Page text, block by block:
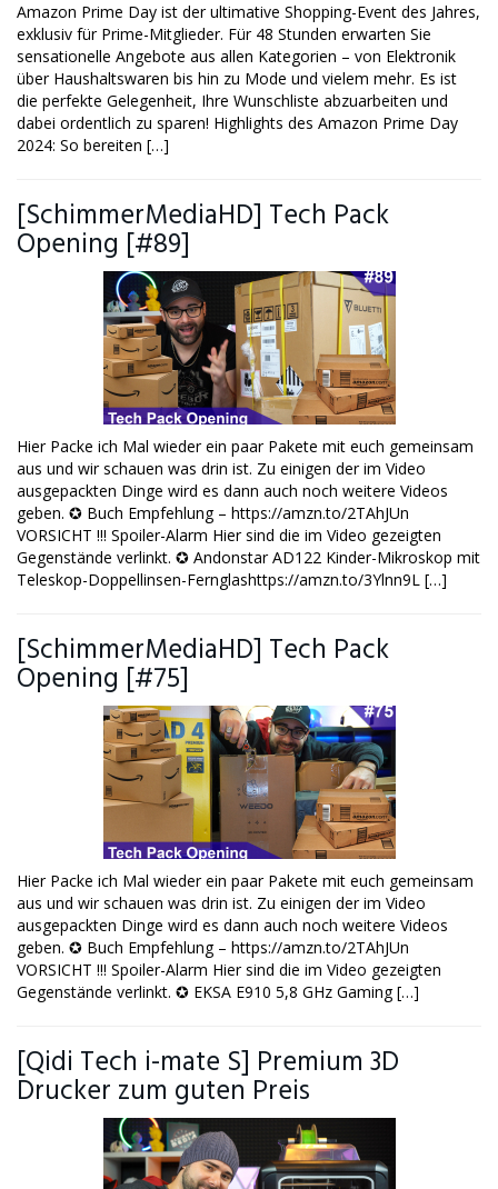
Amazon Prime Day ist der ultimative Shopping-Event des Jahres,
exklusiv für Prime-Mitglieder. Für 48 Stunden erwarten Sie
sensationelle Angebote aus allen Kategorien – von Elektronik
über Haushaltswaren bis hin zu Mode und vielem mehr. Es ist
die perfekte Gelegenheit, Ihre Wunschliste abzuarbeiten und
dabei ordentlich zu sparen! Highlights des Amazon Prime Day
2024: So bereiten […]
[SchimmerMediaHD] Tech Pack
Opening [#89]
Hier Packe ich Mal wieder ein paar Pakete mit euch gemeinsam
aus und wir schauen was drin ist. Zu einigen der im Video
ausgepackten Dinge wird es dann auch noch weitere Videos
geben. ✪ Buch Empfehlung – https://amzn.to/2TAhJUn
VORSICHT !!! Spoiler-Alarm Hier sind die im Video gezeigten
Gegenstände verlinkt. ✪ Andonstar AD122 Kinder-Mikroskop mit
Teleskop-Doppellinsen-Fernglashttps://amzn.to/3Ylnn9L […]
[SchimmerMediaHD] Tech Pack
Opening [#75]
Hier Packe ich Mal wieder ein paar Pakete mit euch gemeinsam
aus und wir schauen was drin ist. Zu einigen der im Video
ausgepackten Dinge wird es dann auch noch weitere Videos
geben. ✪ Buch Empfehlung – https://amzn.to/2TAhJUn
VORSICHT !!! Spoiler-Alarm Hier sind die im Video gezeigten
Gegenstände verlinkt. ✪ EKSA E910 5,8 GHz Gaming […]
[Qidi Tech i-mate S] Premium 3D
Drucker zum guten Preis